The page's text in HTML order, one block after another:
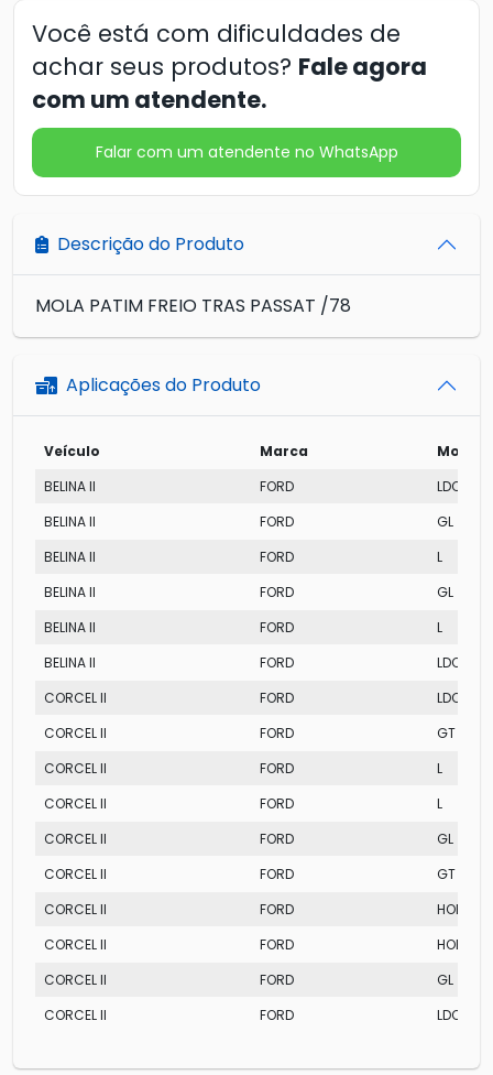
Você está com dificuldades de
achar seus produtos? Fale agora
com um atendente.
Falar com um atendente no WhatsApp
Descrição do Produto
MOLA PATIM FREIO TRAS PASSAT /78
Aplicações do Produto
Veículo Marca
Modelo
BELINA II
FORD
LDO
BELINA II
FORD
GL
BELINA II
FORD
L
BELINA II
FORD
GL
BELINA II
FORD
L
BELINA II
FORD
LDO
CORCEL II
FORD
LDO
CORCEL II
FORD
GT
CORCEL II
FORD
L
CORCEL II
FORD
L
CORCEL II
FORD
GL
CORCEL II
FORD
GT
CORCEL II
FORD
HOBBY
CORCEL II
FORD
HOBBY
CORCEL II
FORD
GL
CORCEL II
FORD LDO